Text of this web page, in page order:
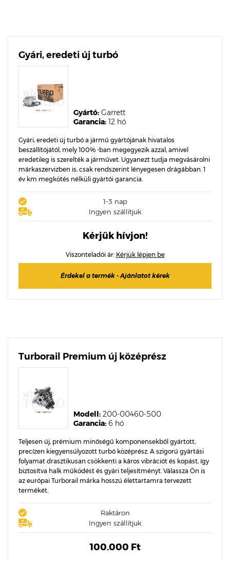
Gyári, eredeti új turbó
Garancia: 12 hó
Gyártó: Garrett
Gyári, eredeti új turbó a jármű gyártójának hivatalos
beszállítójától, mely 100% -ban megegyezik azzal, amivel
eredetileg is szerelték a járművet. Ugyanezt tudja megvásárolni
márkaszervizben is, csak rendszerint lényegesen drágábban. 1
év km megkötés nélküli gyártói garancia.
1-3 nap
Ingyen szállítjuk
Kérjük hívjon!
Viszonteladói ár: Kérjük lépjen be
Érdekel a termék - Ajánlatot kérek
Turborail Premium új középrész
Garancia: 6 hó
Modell: 200-00460-500
Teljesen új, prémium minőségű komponensekből gyártott,
precízen kiegyensúlyozott turbó középrész. A szigorú gyártási
folyamat drasztikusan csökkenti a káros vibrációt és kopást, így
biztosítva halk működést és gyári teljesítményt. Válassza Ön is
az európai Turborail márka hosszú élettartamra tervezett
termékét.
Raktáron
Ingyen szállítjuk
100.000 Ft